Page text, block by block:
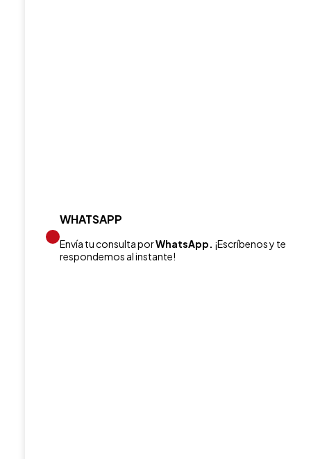
WHATSAPP
Envía tu consulta porWhatsApp. ¡Escríbenos y te
respondemos al instante!